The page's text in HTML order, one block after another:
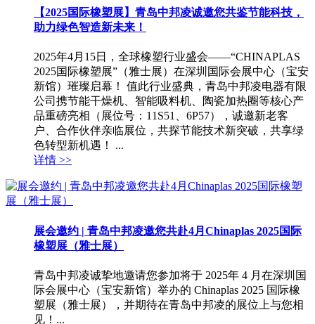
【2025国际橡塑展】青岛中邦凌诚邀您共鉴节能科技，
助力绿色智造新未来！
2025年4月15日，全球橡塑行业盛会——“CHINAPLAS
2025国际橡塑展”（雅士展）在深圳国际会展中心（宝安
新馆）璀璨启幕！ 值此行业盛典，青岛中邦凌电器有限
公司携节能干燥机、智能吸料机、陶瓷加热圈等核心产
品重磅亮相（展位号：11S51、6P57），诚邀新老客
户、合作伙伴亲临展位，共探节能技术新突破，共享绿
色转型新机遇！ ...
详情 >>
展会邀约 | 青岛中邦凌邀您共赴4月Chinaplas 2025国际
橡塑展（雅士展）
青岛中邦凌诚挚地邀请您参加将于 2025年 4 月在深圳国
际会展中心（宝安新馆）举办的 Chinaplas 2025 国际橡
塑展（雅士展），并期待在青岛中邦凌的展位上与您相
见！...